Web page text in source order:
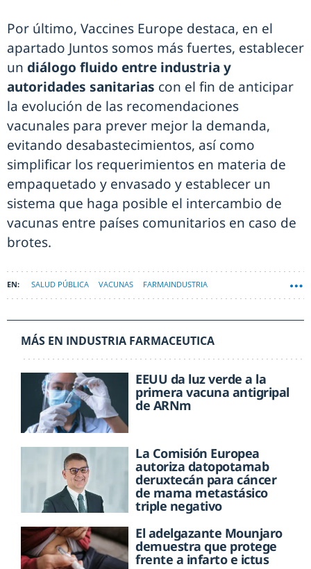
Por último, Vaccines Europe destaca, en el
apartado Juntos somos más fuertes, establecer
un diálogo fluido entre industria y
autoridades sanitarias con el fin de anticipar
la evolución de las recomendaciones
vacunales para prever mejor la demanda,
evitando desabastecimientos, así como
simplificar los requerimientos en materia de
empaquetado y envasado y establecer un
sistema que haga posible el intercambio de
vacunas entre países comunitarios en caso de
brotes.
SALUD PÚBLICA VACUNAS FARMAINDUSTRIA
MÁS EN INDUSTRIA FARMACEUTICA
EEUU da luz verde a la
primera vacuna antigripal
de ARNm
La Comisión Europea
autoriza datopotamab
deruxtecán para cáncer
de mama metastásico
triple negativo
El adelgazante Mounjaro
demuestra que protege
frente a infarto e ictus